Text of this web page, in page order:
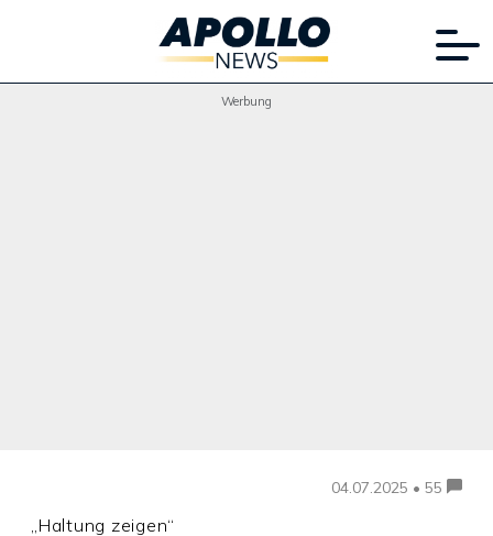
Werbung
04.07.2025 • 55
„Haltung zeigen“